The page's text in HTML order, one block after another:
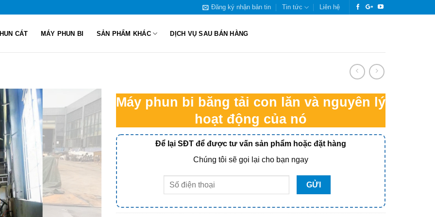
Đăng ký nhận bản tin Tin tức Liên hệ
CÁT MÁY PHUN BI SẢN PHẨM KHÁC DỊCH VỤ SAU BÁN HÀNG
Máy phun bi băng tải con lăn và nguyên lý
hoạt động của nó
Để lại SĐT để được tư vấn sản phẩm hoặc đặt hàng
Chúng tôi sẽ gọi lại cho bạn ngay